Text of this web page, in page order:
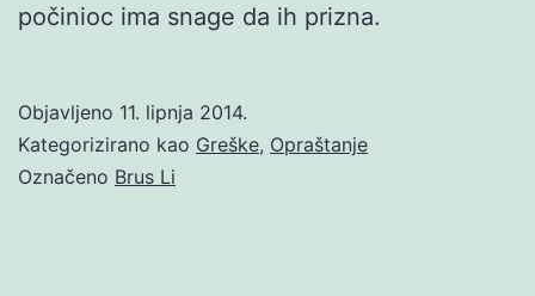
počinioc ima snage da ih prizna.
Objavljeno 11. lipnja 2014.
Kategorizirano kao Greške, Opraštanje
Označeno Brus Li